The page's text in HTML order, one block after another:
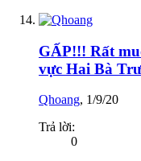
GẤP!!! Rất
vực Hai Bà
Qhoang, 1/9/20
Trả lời:
0